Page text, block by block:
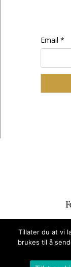
Email *
Tillater du at vi
brukes til å